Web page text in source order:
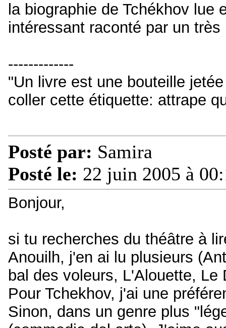
la biographie de Tchékhov lue
intéressant raconté par un
-------------
"Un livre est une bouteille
coller cette étiquette: attrape
Posté par: Samira
Posté le: 22 juin 2005 à
Bonjour,
si tu recherches du théâtre à
Anouilh, j'en ai lu plusieurs
bal des voleurs, L'Alouette,
Pour Tchekhov, j'ai une
Sinon, dans un genre plus